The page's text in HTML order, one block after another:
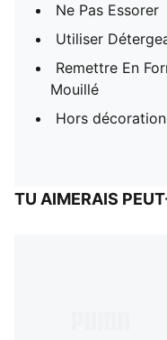
Ne Pas Essorer
Utiliser
Remettre En
Mouillé
Hors décoration
TU AIMERAIS